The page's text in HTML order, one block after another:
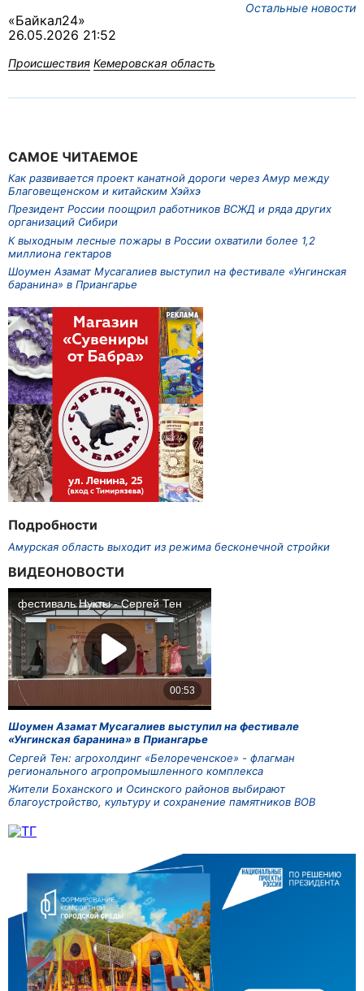
Остальные новости
«Байкал24»
26.05.2026 21:52
Происшествия Кемеровская область
САМОЕ ЧИТАЕМОЕ
Как развивается проект канатной дороги через Амур между
Благовещенском и китайским Хэйхэ
Президент России поощрил работников ВСЖД и ряда других
организаций Сибири
К выходным лесные пожары в России охватили более 1,2
миллиона гектаров
Шоумен Азамат Мусагалиев выступил на фестивале «Унгинская
баранина» в Приангарье
Подробности
Амурская область выходит из режима бесконечной стройки
ВИДЕОНОВОСТИ
Шоумен Азамат Мусагалиев выступил на фестивале
«Унгинская баранина» в Приангарье
Сергей Тен: агрохолдинг «Белореченское» - флагман
регионального агропромышленного комплекса
Жители Боханского и Осинского районов выбирают
благоустройство, культуру и сохранение памятников ВОВ